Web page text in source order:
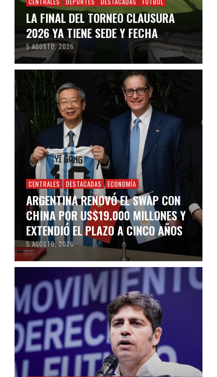
LA FINAL DEL TORNEO CLAUSURA
2026 YA TIENE SEDE Y FECHA
5 AGOSTO, 2026
CENTRALES DESTACADAS ECONOMÍA
ARGENTINA RENOVÓ EL SWAP CON
CHINA POR US$19.000 MILLONES Y
EXTENDIÓ EL PLAZO A CINCO AÑOS
5 AGOSTO, 2026